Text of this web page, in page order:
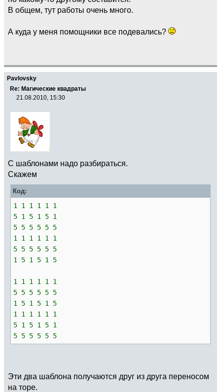
В общем, тут работы очень много.
А куда у меня помощники все подевались?
Pavlovsky
Re: Магические квадраты
21.08.2010, 15:30
С шаблонами надо разбираться.
Скажем
Код:
1 1 1 1 1 1
5 1 5 1 5 1
5 5 5 5 5 5
1 1 1 1 1 1
5 5 5 5 5 5
1 5 1 5 1 5
1 1 1 1 1 1
5 5 5 5 5 5
1 5 1 5 1 5
1 1 1 1 1 1
5 1 5 1 5 1
5 5 5 5 5 5
Эти два шаблона получаются друг из друга переносом
на торе.